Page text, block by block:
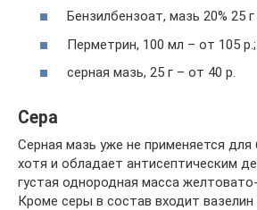
Бензилбензоат, мазь 20% 25
Перметрин, 100 мл – от 105 р.;
серная мазь, 25 г – от 40 р.
Сера
Серная мазь уже не применяется
хотя и обладает антисептическим
густая однородная масса
Кроме серы в состав входит вазелин